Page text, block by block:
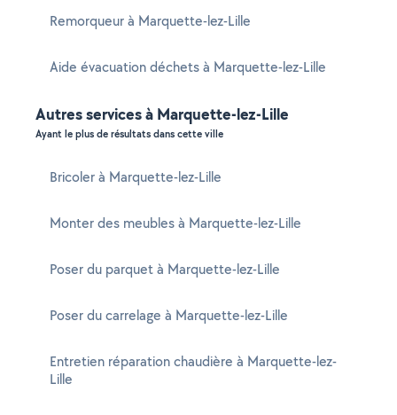
Remorqueur à Marquette-lez-Lille
Aide évacuation déchets à Marquette-lez-Lille
Autres services à Marquette-lez-Lille
Ayant le plus de résultats dans cette ville
Bricoler à Marquette-lez-Lille
Monter des meubles à Marquette-lez-Lille
Poser du parquet à Marquette-lez-Lille
Poser du carrelage à Marquette-lez-Lille
Entretien réparation chaudière à Marquette-lez-
Lille